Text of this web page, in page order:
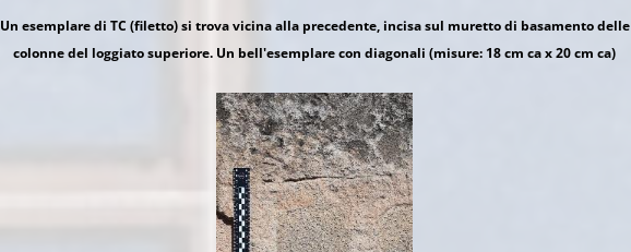
Un esemplare di TC (filetto) si trova vicina alla precedente, incisa sul muretto di basamento delle
colonne del loggiato superiore. Un bell'esemplare con diagonali (misure: 18 cm ca x 20 cm ca)